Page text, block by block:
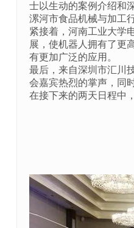
士以生动的案例介绍和
漯河市食品机械与加工
紧接着，河南工业大学
展，使机器人拥有了更
有更加广泛的应用。
最后，来自深圳市汇川
会嘉宾热烈的掌声，同
在接下来的两天日程中
2019年5